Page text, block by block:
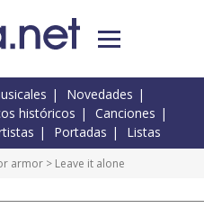
Novedades
históricos
Canciones
Portadas Listas
armor > Leave it alone